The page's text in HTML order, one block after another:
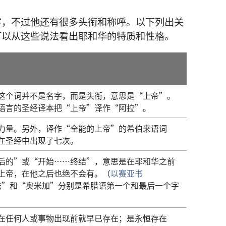
不过他还有很多头衔和称呼。以下列出关
从这些说法看出耶和华的特质和性格。
个词并不是名字，而是头衔，意思是“上帝”。
言的圣经译本把“上帝”译作“阿拉”。
量。另外，译作“全能的上帝”的希伯来语词
经中出现了七次。
”或“开始……终结”，意思是在耶和华之前
帝，在他之后也绝不会有。（以赛亚书
和“奥米加”分别是希腊语第一个和最后一个字
任何人或事物出现前就早已存在；是永恒存在